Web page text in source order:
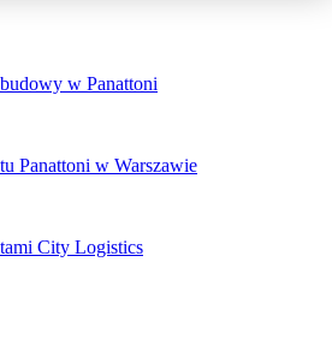
w Panattoni
Panattoni w Warszawie
City Logistics